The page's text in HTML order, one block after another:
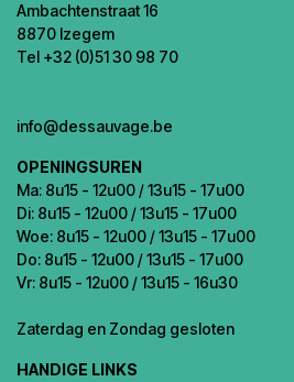
Ambachtenstraat 16
8870 Izegem
Tel +32 (0)51 30 98 70
info@dessauvage.be
OPENINGSUREN
Ma: 8u15 - 12u00 / 13u15 - 17u00
Di: 8u15 - 12u00 / 13u15 - 17u00
Woe: 8u15 - 12u00 / 13u15 - 17u00
Do: 8u15 - 12u00 / 13u15 - 17u00
Vr: 8u15 - 12u00 / 13u15 - 16u30
Zaterdag en Zondag gesloten
HANDIGE LINKS